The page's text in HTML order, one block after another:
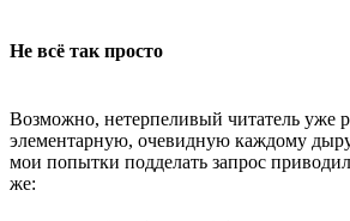
Не всё так просто
Возможно, нетерпеливый читатель уже
элементарную, очевидную каждому
мои попытки подделать запрос
же: